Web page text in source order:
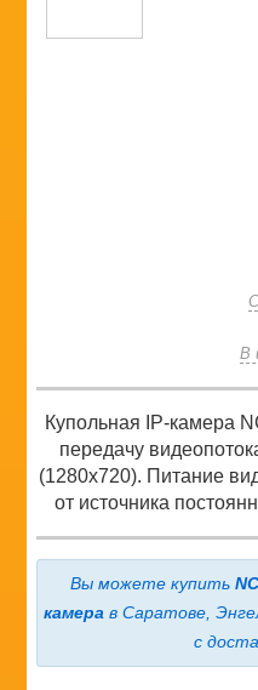
В
Купольная IP-камера
передачу
(1280x720). Питание
от источника
Вы можете купить
камерав Саратове,
с